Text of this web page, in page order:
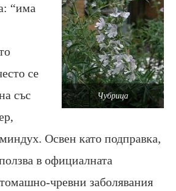
Чубрица
“има
се
със
Освен като подправка,
в официалната
чревни заболявания